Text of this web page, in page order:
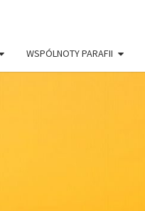
WSPÓLNOTY PARAFII